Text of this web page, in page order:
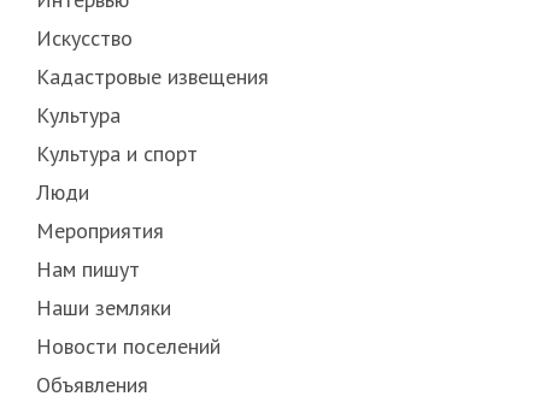
Искусство
Кадастровые извещения
Культура
Культура и спорт
Люди
Мероприятия
Нам пишут
Наши земляки
Новости поселений
Объявления